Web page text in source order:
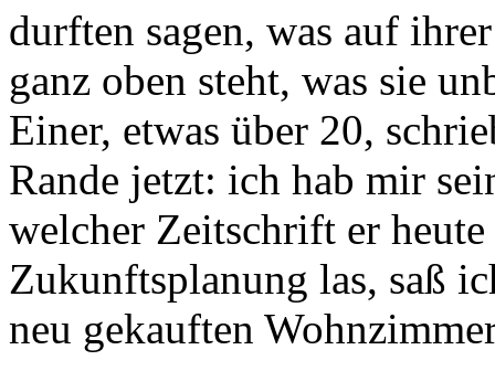
durften sagen, was auf
ganz oben steht, was sie
Einer, etwas über 20,
Rande jetzt: ich hab mir
welcher Zeitschrift er
Zukunftsplanung las, saß
neu gekauften